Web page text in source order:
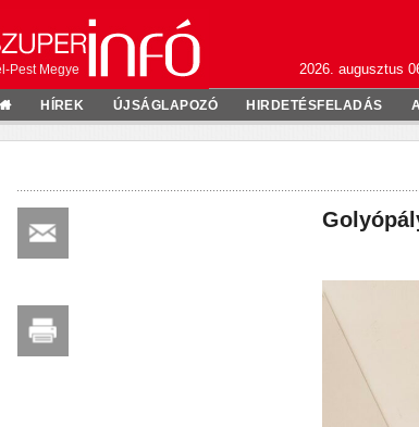
Pest Megye 2026. augusztus
HÍREK ÚJSÁGLAPOZÓ HIRDETÉSFELADÁS